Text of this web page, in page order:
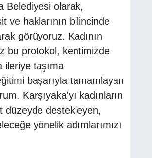
Belediyesi olarak,
ve haklarının bilincinde
görüyoruz. Kadının
bu protokol, kentimizde
ileriye taşıma
başarıyla tamamlayan
Karşıyaka'yı kadınların
düzeyde destekleyen,
yönelik adımlarımızı